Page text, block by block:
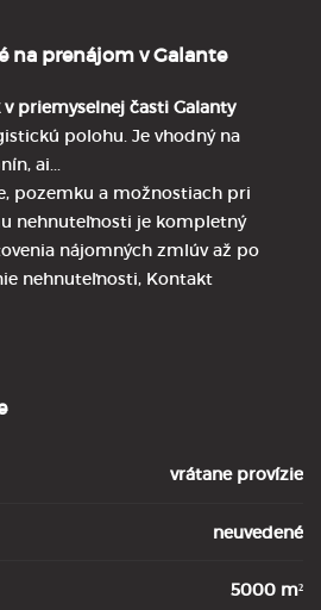
na prenájom v Galante
priemyselnej časti Galanty
polohu. Je vhodný na
ai...
pozemku a možnostiach pri
nehnuteľnosti je kompletný
nájomných zmlúv až po
nehnuteľnosti, Kontakt
vrátane provízie
neuvedené
5000 m²